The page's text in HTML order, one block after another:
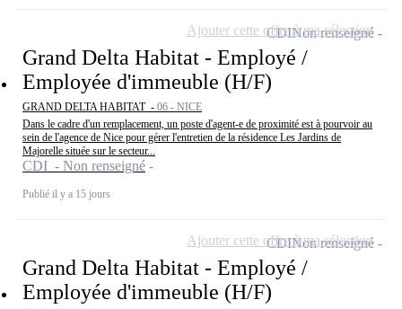
Grand Delta Habitat - Employé /
Employée d'immeuble (H/F)
GRAND DELTA HABITAT - 06 - NICE
Dans le cadre d'un remplacement, un poste d'agent-e de proximité est à pourvoir au
sein de l'agence de Nice pour gérer l'entretien de la résidence Les Jardins de
Majorelle située sur le secteur...
CDI - Non renseigné
Publié il y a 15 jours
CDINon renseigné
Ajouter cette offre à ma sélection
Grand Delta Habitat - Employé /
Employée d'immeuble (H/F)
CDINon renseigné
Ajouter cette offre à ma sélection